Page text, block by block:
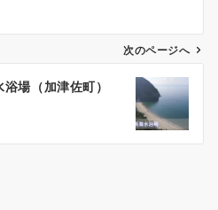
次のページへ
場（加津佐町）